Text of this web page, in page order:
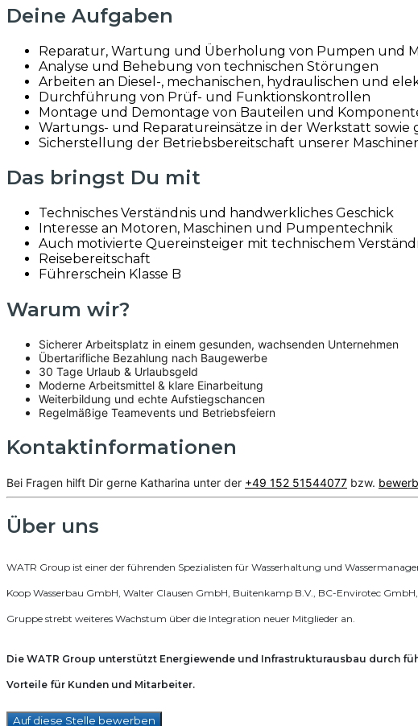
Deine Aufgaben
Reparatur, Wartung und Überholung von Pumpen und
Analyse und Behebung von technischen Störungen
Arbeiten an Diesel-, mechanischen, hydraulischen und
Durchführung von Prüf- und Funktionskontrollen
Montage und Demontage von Bauteilen und
Wartungs- und Reparatureinsätze in der Werkstatt
Sicherstellung der Betriebsbereitschaft unserer
Das bringst Du mit
Technisches Verständnis und handwerkliches Geschick
Interesse an Motoren, Maschinen und Pumpentechnik
Auch motivierte Quereinsteiger mit technischem
Reisebereitschaft
Führerschein Klasse B
Warum wir?
Sicherer Arbeitsplatz in einem gesunden, wachsenden Unternehmen
Übertarifliche Bezahlung nach Baugewerbe
30 Tage Urlaub & Urlaubsgeld
Moderne Arbeitsmittel & klare Einarbeitung
Weiterbildung und echte Aufstiegschancen
Regelmäßige Teamevents und Betriebsfeiern
Kontaktinformationen
Bei Fragen hilft Dir gerne Katharina unter der +49 152 51544077 bzw.
Über uns
WATR Group ist einer der führenden Spezialisten für Wasserhaltung und
Koop Wasserbau GmbH, Walter Clausen GmbH, Buitenkamp B.V., BC-Envirotec
Gruppe strebt weiteres Wachstum über die Integration neuer Mitglieder an.
Die WATR Group unterstützt Energiewende und Infrastrukturausbau durch
Vorteile für Kunden und Mitarbeiter.
Auf diese Stelle bewerben